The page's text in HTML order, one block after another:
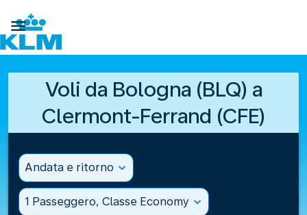

Voli da Bologna (BLQ) a
Clermont-Ferrand (CFE)
Andata e ritorno expand_more
1 Passeggero, Classe Economy expand_more